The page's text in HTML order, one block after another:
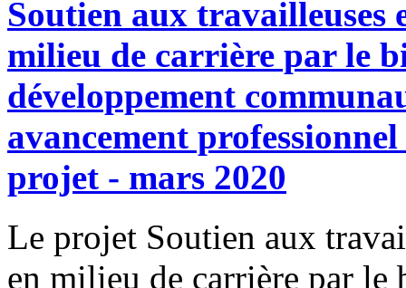
Soutien aux travailleuses
milieu de carrière par le
développement
avancement
projet - mars 2020
Le projet Soutien aux
en milieu de carrière par le